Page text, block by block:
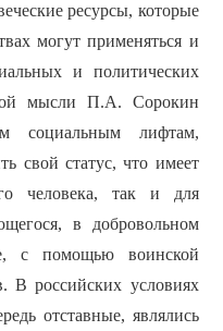
ресурсы, которые
могут применяться и
и политических
мысли П.А. Сорокин
социальным лифтам,
свой статус, что имеет
человека, так и для
в добровольном
с помощью воинской
В российских условиях
отставные, являлись